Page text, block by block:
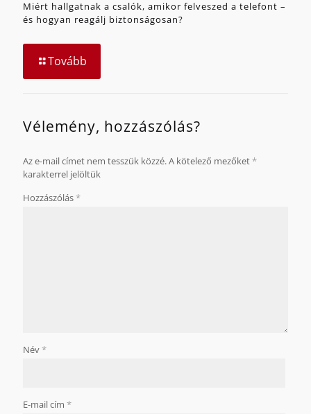
Miért hallgatnak a csalók, amikor felveszed a telefont –
és hogyan reagálj biztonságosan?
Tovább
Vélemény, hozzászólás?
Az e-mail címet nem tesszük közzé.A kötelező mezőket*
karakterrel jelöltük
Hozzászólás*
Név*
E-mail cím *